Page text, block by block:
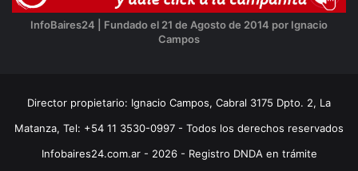
InfoBaires24 | Fundado el 21 de Agosto de 2014 por Ignacio
Campos
Director propietario: Ignacio Campos, Cabral 3175 Dpto. 2, La
Matanza, Tel: +54 11 3530-0997 - Todos los derechos reservados
Infobaires24.com.ar - 2026 - Registro DNDA en trámite